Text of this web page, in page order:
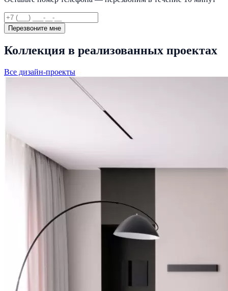
Перезвоните мне
Коллекция в реализованных проектах
Все дизайн-проекты